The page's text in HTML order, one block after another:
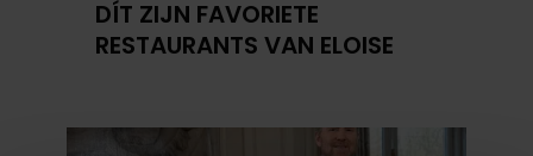
DÍT ZIJN FAVORIETE
RESTAURANTS VAN ELOISE